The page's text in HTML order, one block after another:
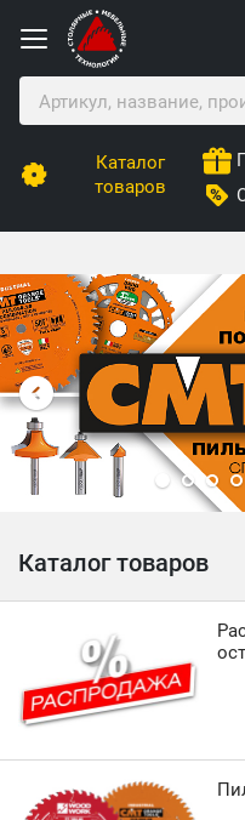
Каталог
товаров
Столярные
Каталог товаров